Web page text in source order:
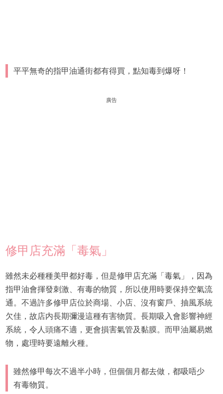
平平無奇的指甲油通街都有得買，點知毒到爆呀！
廣告
修甲店充滿「毒氣」
雖然未必種種美甲都好毒，但是修甲店充滿「毒氣」，因為
指甲油會揮發刺激、有毒的物質，所以使用時要保持空氣流
通。不過許多修甲店位於商場、小店、沒有窗戶、抽風系統
欠佳，故店内長期彌漫這種有害物質。長期吸入會影響神經
系統，令人頭痛不適，更會損害氣管及黏膜。而甲油屬易燃
物，處理時要遠離火種。
雖然修甲每次不過半小時，但個個月都去做，都吸唔少
有毒物質。